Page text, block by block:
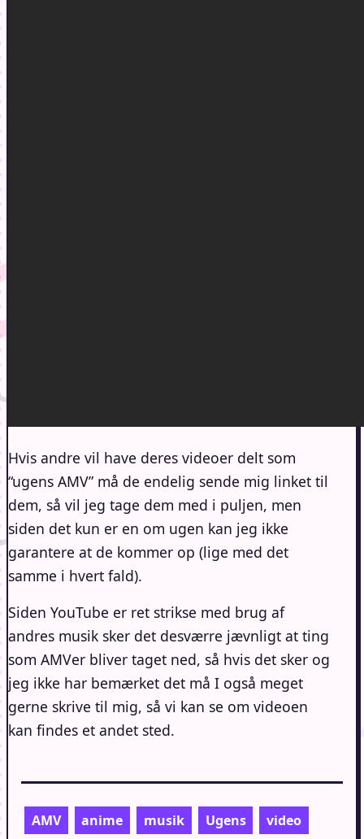
Hvis andre vil have deres videoer delt som
“ugens AMV” må de endelig sende mig linket til
dem, så vil jeg tage dem med i puljen, men
siden det kun er en om ugen kan jeg ikke
garantere at de kommer op (lige med det
samme i hvert fald).
Siden YouTube er ret strikse med brug af
andres musik sker det desværre jævnligt at ting
som AMVer bliver taget ned, så hvis det sker og
jeg ikke har bemærket det må I også meget
gerne skrive til mig, så vi kan se om videoen
kan findes et andet sted.
AMV anime musik Ugens video